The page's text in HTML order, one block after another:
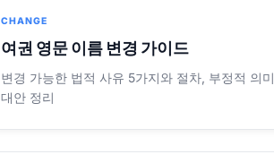
CHANGE
여권 영문 이름 변경 가이드
변경 가능한 법적 사유 5가지와 절차, 부정적 의미
대안 정리